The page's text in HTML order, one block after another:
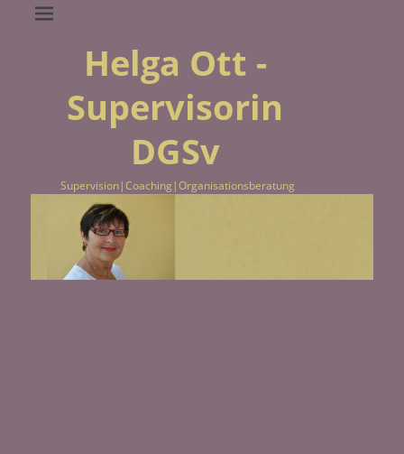
Helga Ott -
Supervisorin
DGSv
Supervision|Coaching|Organisationsberatung